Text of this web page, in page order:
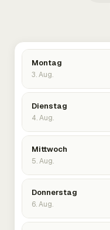
Montag
3. Aug.
Dienstag
4. Aug.
Mittwoch
5. Aug.
Donnerstag
6. Aug.